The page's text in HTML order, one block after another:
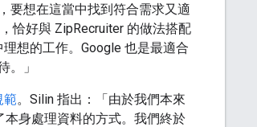
要想在這當中找到符合需求又適
恰好與 ZipRecruiter 的做法搭配
想的工作。Google 也是最適合
。」
範。Silin 指出：「由於我們本來
本身處理資料的方式。我們終於